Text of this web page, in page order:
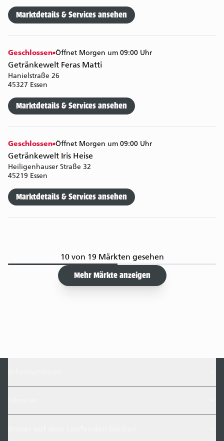
Marktdetails & Services ansehen
Geschlossen Öffnet Morgen um 09:00 Uhr
Getränkewelt Feras Matti
Hanielstraße 26
45327 Essen
Marktdetails & Services ansehen
Geschlossen Öffnet Morgen um 09:00 Uhr
Getränkewelt Iris Heise
Heiligenhauser Straße 32
45219 Essen
Marktdetails & Services ansehen
10 von 19 Märkten gesehen
Mehr Märkte anzeigen